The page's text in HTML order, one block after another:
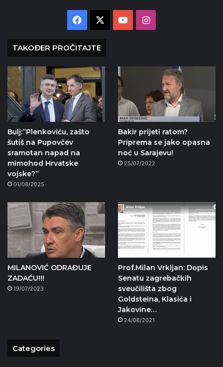
Facebook YouTubeInstagram
TAKOĐER PROČITAJTE
Bulj:”Plenkoviću, zašto
šutiš na Pupovčev
sramotan napad na
mimohod Hrvatske
vojske?”
01/08/2025
Bakir prijeti ratom?
Priprema se jako opasna
noć u Sarajevu!
25/07/2022
MILANOVIĆ ODRAĐUJE
ZADAĆU!!!
19/07/2023
Prof.Milan Vrkljan: Dopis
Senatu zagrebačkih
sveučilišta zbog
Goldsteina, Klasića i
Jakovine…
24/08/2021
Categories